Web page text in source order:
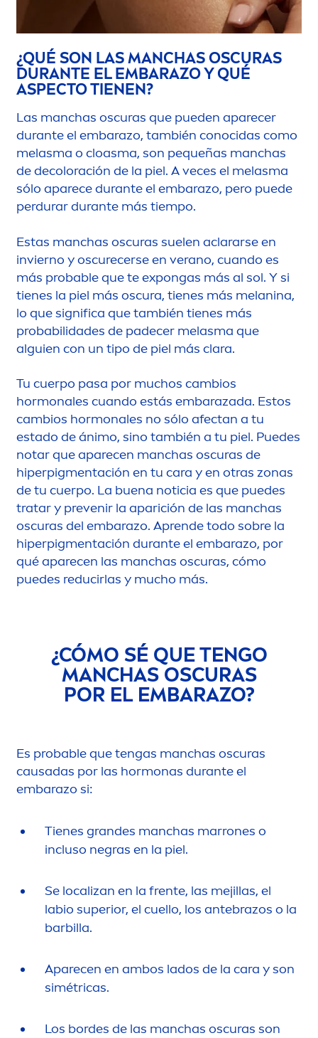
¿QUÉ SON LAS MANCHAS OSCURAS
DURANTE EL EMBARAZO Y QUÉ
ASPECTO TIENEN?
Las manchas oscuras que pueden aparecer
durante el embarazo, también conocidas como
melasma o cloasma, son pequeñas manchas
de decoloración de la piel. A veces el melasma
sólo aparece durante el embarazo, pero puede
perdurar durante más tiempo.
Estas manchas oscuras suelen aclararse en
invierno y oscurecerse en verano, cuando es
más probable que te expongas más al sol. Y si
tienes la piel más oscura, tienes más melanina,
lo que significa que también tienes más
probabilidades de padecer melasma que
alguien con un tipo de piel más clara.
Tu cuerpo pasa por muchos cambios
hormonales cuando estás embarazada. Estos
cambios hormonales no sólo afectan a tu
estado de ánimo, sino también a tu piel. Puedes
notar que aparecen manchas oscuras de
hiperpigmentación en tu cara y en otras zonas
de tu cuerpo. La buena noticia es que puedes
tratar y prevenir la aparición de las manchas
oscuras del embarazo. Aprende todo sobre la
hiperpigmentación durante el embarazo, por
qué aparecen las manchas oscuras, cómo
puedes reducirlas y mucho más.
¿CÓMO SÉ QUE TENGO
MANCHAS OSCURAS
POR EL EMBARAZO?
Es probable que tengas manchas oscuras
causadas por las hormonas durante el
embarazo si:
Tienes grandes manchas marrones o
incluso negras en la piel.
Se localizan en la frente, las mejillas, el
labio superior, el cuello, los antebrazos o la
barbilla.
Aparecen en ambos lados de la cara y son
simétricas.
Los bordes de las manchas oscuras son